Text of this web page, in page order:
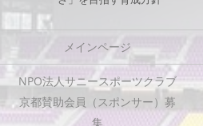
メインページ
NPO法人サニースポーツクラブ
京都賛助会員（スポンサー）募
集